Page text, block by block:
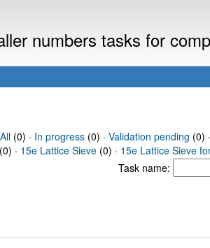
numbers tasks for
All(0) · In progress(0) · Validation pending (0) ·
(0) · 15e Lattice Sieve (0) · 15e Lattice Sieve
Task name: